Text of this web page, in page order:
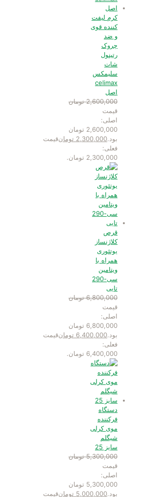
کرم لیفت
کننده قوی
و ضد
چروک
رتینول
شات
سلیمکس
celimax
اصل
2,600,000 تومان
قیمت
اصلی:
2,600,000 تومان
بود.2,300,000 تومانقیمت
فعلی:
2,300,000 تومان.
قرص
کلاژنساز
یوتئوری
همراه با
ویتامین
سی-290
تایی
6,800,000 تومان
قیمت
اصلی:
6,800,000 تومان
بود.6,400,000 تومانقیمت
فعلی:
6,400,000 تومان.
دستگاه
فرکننده
موی کرلی
شیگلم
سایز 25
5,300,000 تومان
قیمت
اصلی:
5,300,000 تومان
بود.5,000,000 تومانقیمت